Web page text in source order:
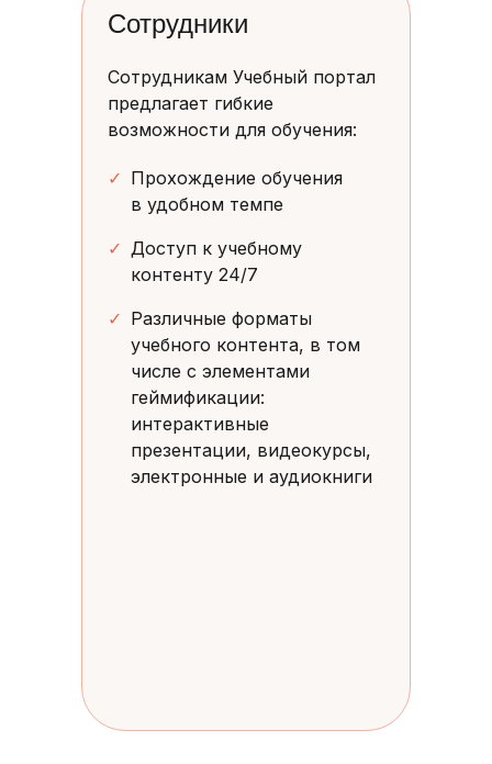
✓ Различные форматы
учебного контента, в том
числе с элементами
геймификации:
интерактивные
презентации, видеокурсы,
электронные и аудиокниги
✓ Доступ к учебному
контенту 24/7
✓ Прохождение обучения
в удобном темпе
Сотрудники
Сотрудникам Учебный портал
предлагает гибкие
возможности для обучения: